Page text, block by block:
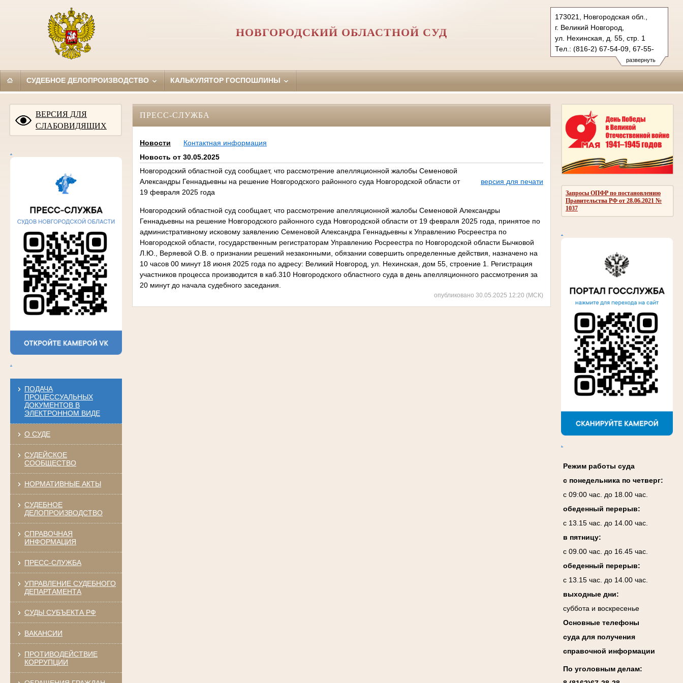
развернуть
173021, Новгородская обл.,
г. Великий Новгород,
ул. Нехинская, д. 55, стр. 1
Тел.: (816-2) 67-54-09, 67-55-
43 (гражд.), 67-28-28 (угол.)
oblsud.nvg@sudrf.ru
НОВГОРОДСКИЙ ОБЛАСТНОЙ СУД
СУДЕБНОЕ ДЕЛОПРОИЗВОДСТВО КАЛЬКУЛЯТОР ГОСПОШЛИНЫ
ВЕРСИЯ ДЛЯ
СЛАБОВИДЯЩИХ
ПОДАЧА
ПРОЦЕССУАЛЬНЫХ
ДОКУМЕНТОВ В
ЭЛЕКТРОННОМ ВИДЕ
О СУДЕ
СУДЕЙСКОЕ
СООБЩЕСТВО
НОРМАТИВНЫЕ АКТЫ
СУДЕБНОЕ
ДЕЛОПРОИЗВОДСТВО
СПРАВОЧНАЯ
ИНФОРМАЦИЯ
ПРЕСС-СЛУЖБА
УПРАВЛЕНИЕ СУДЕБНОГО
ДЕПАРТАМЕНТА
СУДЫ СУБЪЕКТА РФ
ВАКАНСИИ
ПРОТИВОДЕЙСТВИЕ
КОРРУПЦИИ
Запросы ОПФР по постановлению
Правительства РФ от 28.06.2021 №
1037
Режим работы суда
с понедельника по четверг:
с 09:00 час. до 18.00 час.
обеденный перерыв:
с 13.15 час. до 14.00 час.
в пятницу:
с 09.00 час. до 16.45 час.
обеденный перерыв:
с 13.15 час. до 14.00 час.
выходные дни:
суббота и воскресенье
Основные телефоны
суда для получения
справочной информации
По уголовным делам:
ПРЕСС-СЛУЖБА
Новости
Контактная информация
Новость от 30.05.2025
Новгородский областной суд сообщает, что рассмотрение апелляционной жалобы Семеновой
Александры Геннадьевны на решение Новгородского районного суда Новгородской области от
19 февраля 2025 года
версия для печати
Новгородский областной суд сообщает, что рассмотрение апелляционной жалобы Семеновой Александры
Геннадьевны на решение Новгородского районного суда Новгородской области от 19 февраля 2025 года, принятое по
административному исковому заявлению Семеновой Александра Геннадьевны к Управлению Росреестра по
Новгородской области, государственным регистраторам Управлению Росреестра по Новгородской области Бычковой
Л.Ю., Веряевой О.В. о признании решений незаконными, обязании совершить определенные действия, назначено на
10 часов 00 минут 18 июня 2025 года по адресу: Великий Новгород, ул. Нехинская, дом 55, строение 1. Регистрация
участников процесса производится в каб.310 Новгородского областного суда в день апелляционного рассмотрения за
20 минут до начала судебного заседания.
опубликовано 30.05.2025 12:20 (МСК)